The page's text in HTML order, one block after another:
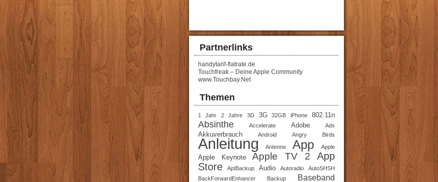
Partnerlinks
handytarif-flatrate.de
Touchfreak – Deine Apple Community
www.Touchbay.Net
Themen
1 Jahr 2 Jahre 3D 3G 32GB iPhone 802.11n
Absinthe Accelerate Adobe Ads
Akkuverbrauch Android Angry Birds
Anleitung Antenne App Apple
Apple Keynote Apple TV 2
App
Store
AptBackup Audio Autoradio
AutoSHSH
BackForwardEnhancer
Backup Baseband